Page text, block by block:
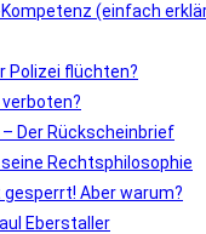
(einfach
Polizei flüchten?
– Der Rückscheinbrief
Rechtsphilosophie
Aber warum?
Eberstaller